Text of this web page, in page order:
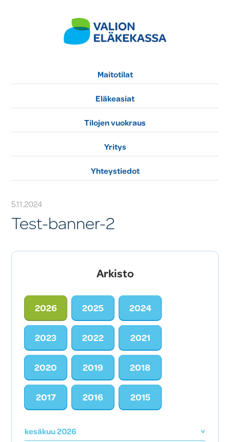
Maitotilat
Eläkeasiat
Tilojen vuokraus
Yritys
Yhteystiedot
5.11.2024
Test-banner-2
Arkisto
2026 2025 2024
2023 2022 2021
2020 2019 2018
2017 2016 2015
kesäkuu 2026